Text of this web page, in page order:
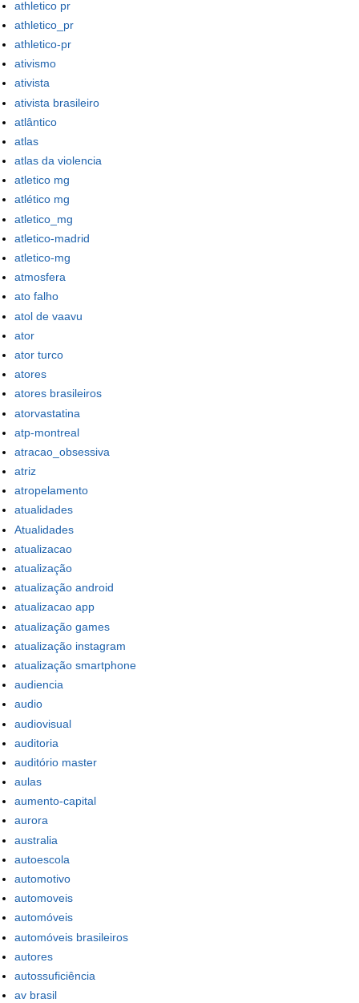
athletico pr
athletico_pr
athletico-pr
ativismo
ativista
ativista brasileiro
atlântico
atlas
atlas da violencia
atletico mg
atlético mg
atletico_mg
atletico-madrid
atletico-mg
atmosfera
ato falho
atol de vaavu
ator
ator turco
atores
atores brasileiros
atorvastatina
atp-montreal
atracao_obsessiva
atriz
atropelamento
atualidades
Atualidades
atualizacao
atualização
atualização android
atualizacao app
atualização games
atualização instagram
atualização smartphone
audiencia
audio
audiovisual
auditoria
auditório master
aulas
aumento-capital
aurora
australia
autoescola
automotivo
automoveis
automóveis
automóveis brasileiros
autores
autossuficiência
av brasil